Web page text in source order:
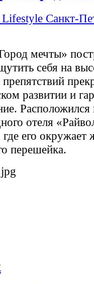
Lifestyle Санкт-
мечты»
себя на
развитии и
Расположился
отеля
его окружает
перешейка.